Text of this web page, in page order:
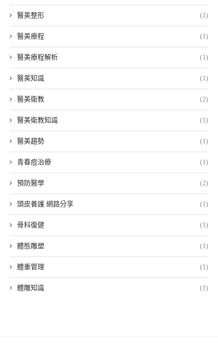
醫美整形 (1)
醫美療程 (1)
醫美療程解析 (1)
醫美知識 (1)
醫美衛教 (2)
醫美衛教知識 (1)
醫美趨勢 (1)
青春痘治療 (1)
預防醫學 (2)
頭皮養護 網路分享 (1)
骨科復健 (1)
體態雕塑 (1)
體重管理 (1)
體雕知識 (1)